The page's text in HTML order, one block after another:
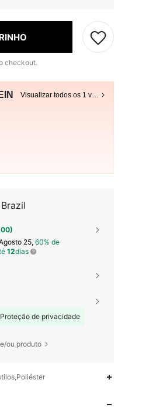
checkout.
Visualizar todos os 1 vendedores
Brazil
25,60% de
12dias
Proteção de privacidade
ou produto